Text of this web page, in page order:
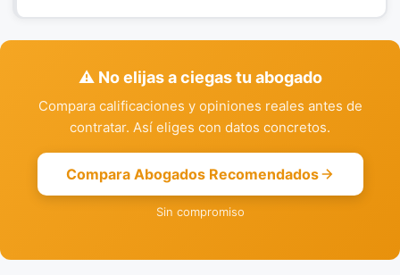
⚠️ No elijas a ciegas tu abogado
Compara calificaciones y opiniones reales antes de
contratar. Así eliges con datos concretos.
Compara Abogados Recomendados
Sin compromiso